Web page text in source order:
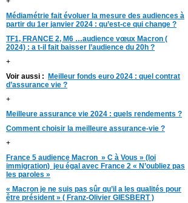
Médiamétrie fait évoluer la mesure des audiences à
partir du 1er janvier 2024 : qu’est-ce qui change ?
TF1, FRANCE 2, M6 …audience vœux Macron (
2024) : a t-il fait baisser l’audience du 20h ?
+
Voir aussi :
Meilleur fonds euro 2024 : quel contrat
d’assurance vie ?
+
Meilleure assurance vie 2024 : quels rendements ?
Comment choisir la meilleure assurance-vie ?
+
France 5 audience Macron » C à Vous » (loi
immigration) jeu égal avec France 2 « N’oubliez pas
les paroles »
« Macron je ne suis pas sûr qu’il a les qualités pour
être président » ( Franz-Olivier GIESBERT )